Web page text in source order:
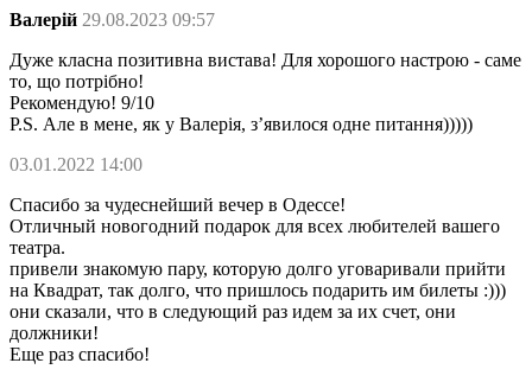
Валерій 29.08.2023 09:57
Дуже класна позитивна вистава! Для хорошого настрою - саме
то, що потрібно!
Рекомендую! 9/10
P.S. Але в мене, як у Валерія, з’явилося одне питання)))))
03.01.2022 14:00
Спасибо за чудеснейший вечер в Одессе!
Отличный новогодний подарок для всех любителей вашего
театра.
привели знакомую пару, которую долго уговаривали прийти
на Квадрат, так долго, что пришлось подарить им билеты :)))
они сказали, что в следующий раз идем за их счет, они
должники!
Еще раз спасибо!